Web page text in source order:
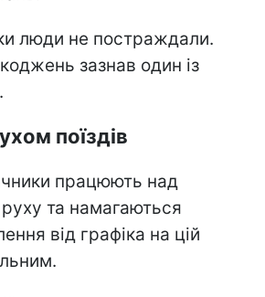
люди не постраждали.
зазнав один із
поїздів
працюють над
та намагаються
від графіка на цій